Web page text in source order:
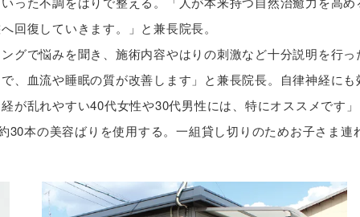
回復していきます。」と兼長院長。
グで悩みを聞き、施術内容やはりの刺激など十分説明を行っ
、血流や睡眠の質が改善します」と兼長院長。自律神経にも
が乱れやすい40代女性や30代男性には、特にオススメです」
本の美容ばりを使用する。一組貸し切りのためお子さま連